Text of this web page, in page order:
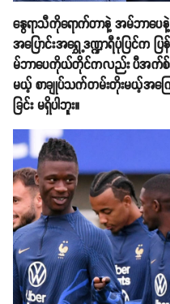
နွေရာသီကိုရောက်တာနဲ့ အမ်ဘာပေ
အပြောင်းအရွှေ့ဒဏ္ဍာရီပုံပြင်က
မ်ဘာပေကိုယ်တိုင်ကလည်း ပီအက်စ်
မယ့် စာချုပ်သက်တမ်းတိုးမယ့်အက
ခြင်း မရှိပါဘူး။